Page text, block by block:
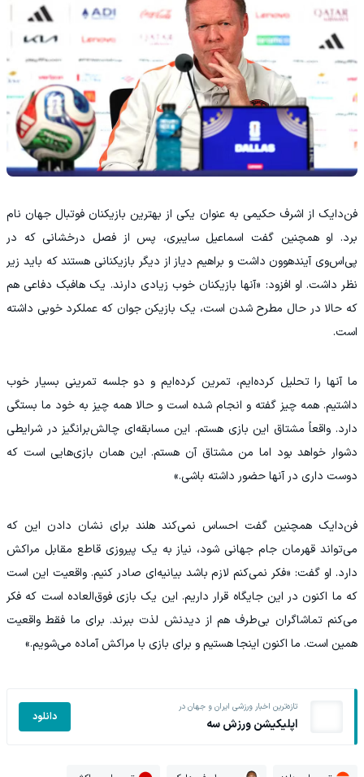
فن‌دایک از اشرف حکیمی به عنوان یکی از بهترین بازیکنان فوتبال جهان نام
برد. او همچنین گفت اسماعیل سایبری، پس از فصل درخشانی که در
پی‌اس‌وی آیندهوون داشت و براهیم دیاز از دیگر بازیکنانی هستند که باید زیر
نظر داشت. او افزود: «آنها بازیکنان خوب زیادی دارند. یک هافبک دفاعی هم
که حالا در حال مطرح شدن است، یک بازیکن جوان که عملکرد خوبی داشته
است.
ما آنها را تحلیل کرده‌ایم، تمرین کرده‌ایم و دو جلسه تمرینی بسیار خوب
داشتیم. همه چیز گفته و انجام شده است و حالا همه چیز به خود ما بستگی
دارد. واقعاً مشتاق این بازی هستم. این مسابقه‌ای چالش‌برانگیز در شرایطی
دشوار خواهد بود اما من مشتاق آن هستم. این همان بازی‌هایی است که
دوست داری در آنها حضور داشته باشی.»
فن‌دایک همچنین گفت احساس نمی‌کند هلند برای نشان دادن این که
می‌تواند قهرمان جام جهانی شود، نیاز به یک پیروزی قاطع مقابل مراکش
دارد. او گفت: «فکر نمی‌کنم لازم باشد بیانیه‌ای صادر کنیم. واقعیت این است
که ما اکنون در این جایگاه قرار داریم. این یک بازی فوق‌العاده است که فکر
می‌کنم تماشاگران بی‌طرف هم از دیدنش لذت ببرند. برای ما فقط واقعیت
همین است. ما اکنون اینجا هستیم و برای بازی با مراکش آماده می‌شویم.»
تازه‌ترین اخبار ورزشی ایران و جهان در
اپلیکیشن ورزش سه دانلود